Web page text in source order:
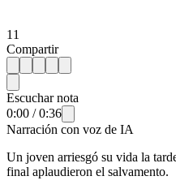
11
Compartir
Escuchar nota
0:00 /0:36
Narración con voz de IA
Un joven arriesgó su vida la
final aplaudieron el salvamento.